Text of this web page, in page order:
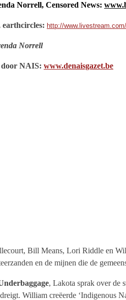
Norrell, Censored News:
earthcircles: http://
Norrell
NAIS: www.denaisgazet.be
Bill Means, Lori Riddle en
en de mijnen die de
, Lakota sprak over de
William creëerde ‘Indigenous